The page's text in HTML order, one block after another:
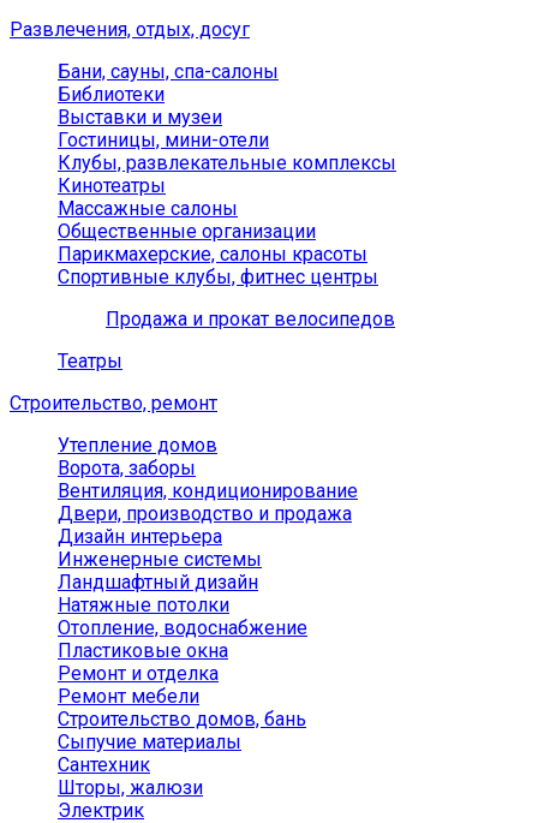
Развлечения, отдых, досуг
Бани, сауны, спа-салоны
Библиотеки
Выставки и музеи
Гостиницы, мини-отели
Клубы, развлекательные комплексы
Кинотеатры
Массажные салоны
Общественные организации
Парикмахерские, салоны красоты
Спортивные клубы, фитнес центры
Продажа и прокат велосипедов
Театры
Строительство, ремонт
Утепление домов
Ворота, заборы
Вентиляция, кондиционирование
Двери, производство и продажа
Дизайн интерьера
Инженерные системы
Ландшафтный дизайн
Натяжные потолки
Отопление, водоснабжение
Пластиковые окна
Ремонт и отделка
Ремонт мебели
Строительство домов, бань
Сыпучие материалы
Сантехник
Шторы, жалюзи
Электрик